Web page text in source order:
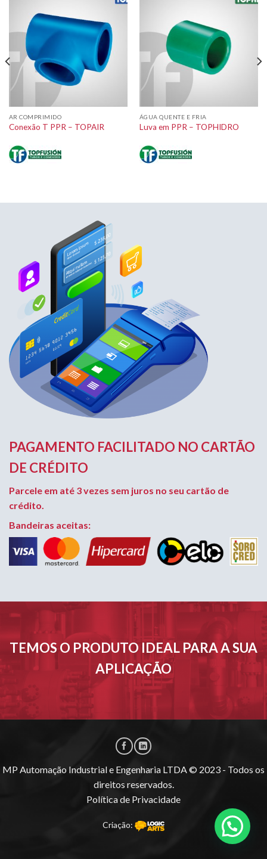
AR COMPRIMIDO
Conexão T PPR – TOPAIR
ÁGUA QUENTE E FRIA
Luva em PPR – TOPHIDRO
PAGAMENTO FACILITADO NO CARTÃO
DE CRÉDITO
Parcele em até 3 vezes sem juros no seu cartão de
crédito.
Bandeiras aceitas:
TEMOS O PRODUTO IDEAL PARA A SUA
APLICAÇÃO
MP Automação Industrial e Engenharia LTDA © 2023 - Todos os
direitos reservados.
Política de Privacidade
Criação: